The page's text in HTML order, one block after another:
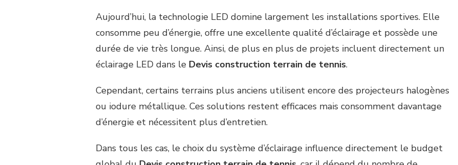
Aujourd’hui, la technologie LED domine largement les installations sportives. Elle
consomme peu d’énergie, offre une excellente qualité d’éclairage et possède une
durée de vie très longue. Ainsi, de plus en plus de projets incluent directement un
éclairage LED dans le Devis construction terrain de tennis.
Cependant, certains terrains plus anciens utilisent encore des projecteurs halogènes
ou iodure métallique. Ces solutions restent efficaces mais consomment davantage
d’énergie et nécessitent plus d’entretien.
Dans tous les cas, le choix du système d’éclairage influence directement le budget